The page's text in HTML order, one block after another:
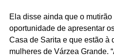
Ela disse ainda que o mutirão
oportunidade de apresentar
Casa de Sarita e que estão à
mulheres de Várzea Grande.